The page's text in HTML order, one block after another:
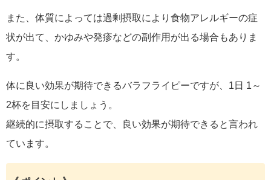
また、体質によっては過剰摂取により食物アレルギーの症
状が出て、かゆみや発疹などの副作用が出る場合もありま
す。
体に良い効果が期待できるバラフライピーですが、1日 1～
2杯を目安にしましょう。
継続的に摂取することで、良い効果が期待できると言われ
ています。